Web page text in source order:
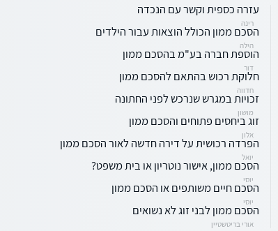
עזרה כספית וקשר עם הנכדה
רינה
הסכם ממון הכולל הוצאות עבור הילדים
הילה
הוספת חברה בע"מ בהסכם ממון
דור
חלוקת רכוש בהתאם להסכם ממון
חדווה
זכויות במגרש שנרכש לפני החתונה
מושון
זוג ביחסים פתוחים והסכם ממון
אלון
הפרדה רכושית על דירה חדשה לאור הסכם ממון
יואל
הסכם ממון, אישור נוטריון או בית משפט?
יוסי
הסכם חיים משותפים או הסכם ממון
יוסי
הסכם ממון לבני זוג לא נשואים
אורי בריטשטיין